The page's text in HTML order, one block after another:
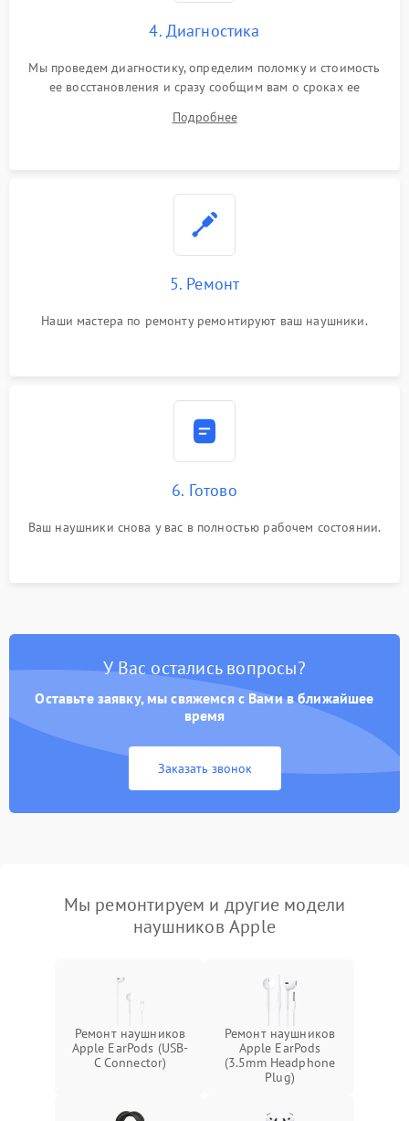
4. Диагностика
Мы проведем диагностику, определим поломку и стоимость
ее восстановления и сразу сообщим вам о сроках ее
Подробнее
5. Ремонт
Наши мастера по ремонту ремонтируют ваш наушники.
6. Готово
Ваш наушники снова у вас в полностью рабочем состоянии.
У Вас остались вопросы?
Оставьте заявку, мы свяжемся с Вами в ближайшее
время
Заказать звонок
Мы ремонтируем и другие модели
наушников Apple
Ремонт наушников
Apple EarPods (USB-
C Connector)
Ремонт наушников
Apple EarPods
(3.5mm Headphone
Plug)